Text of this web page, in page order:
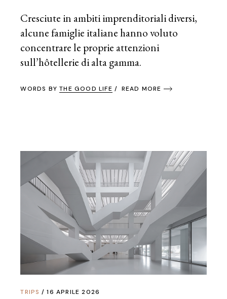
Cresciute in ambiti imprenditoriali diversi,
alcune famiglie italiane hanno voluto
concentrare le proprie attenzioni
sull’hôtellerie di alta gamma.
WORDS BYTHE GOOD LIFE READ MORE
TRIPS 16 APRILE 2026